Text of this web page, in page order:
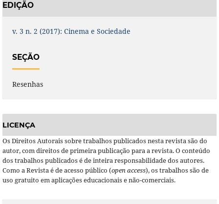
EDIÇÃO
v. 3 n. 2 (2017): Cinema e Sociedade
SEÇÃO
Resenhas
LICENÇA
Os Direitos Autorais sobre trabalhos publicados nesta revista são do
autor, com direitos de primeira publicação para a revista. O conteúdo
dos trabalhos publicados é de inteira responsabilidade dos autores.
Como a Revista é de acesso público (open access), os trabalhos são de
uso gratuito em aplicações educacionais e não-comerciais.